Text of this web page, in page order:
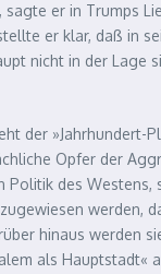
er in Trumps
er klar, daß in
nicht in der Lage
der »Jahrhundert-
Opfer der
Politik des Westens,
werden,
hinaus werden
als Hauptstadt«